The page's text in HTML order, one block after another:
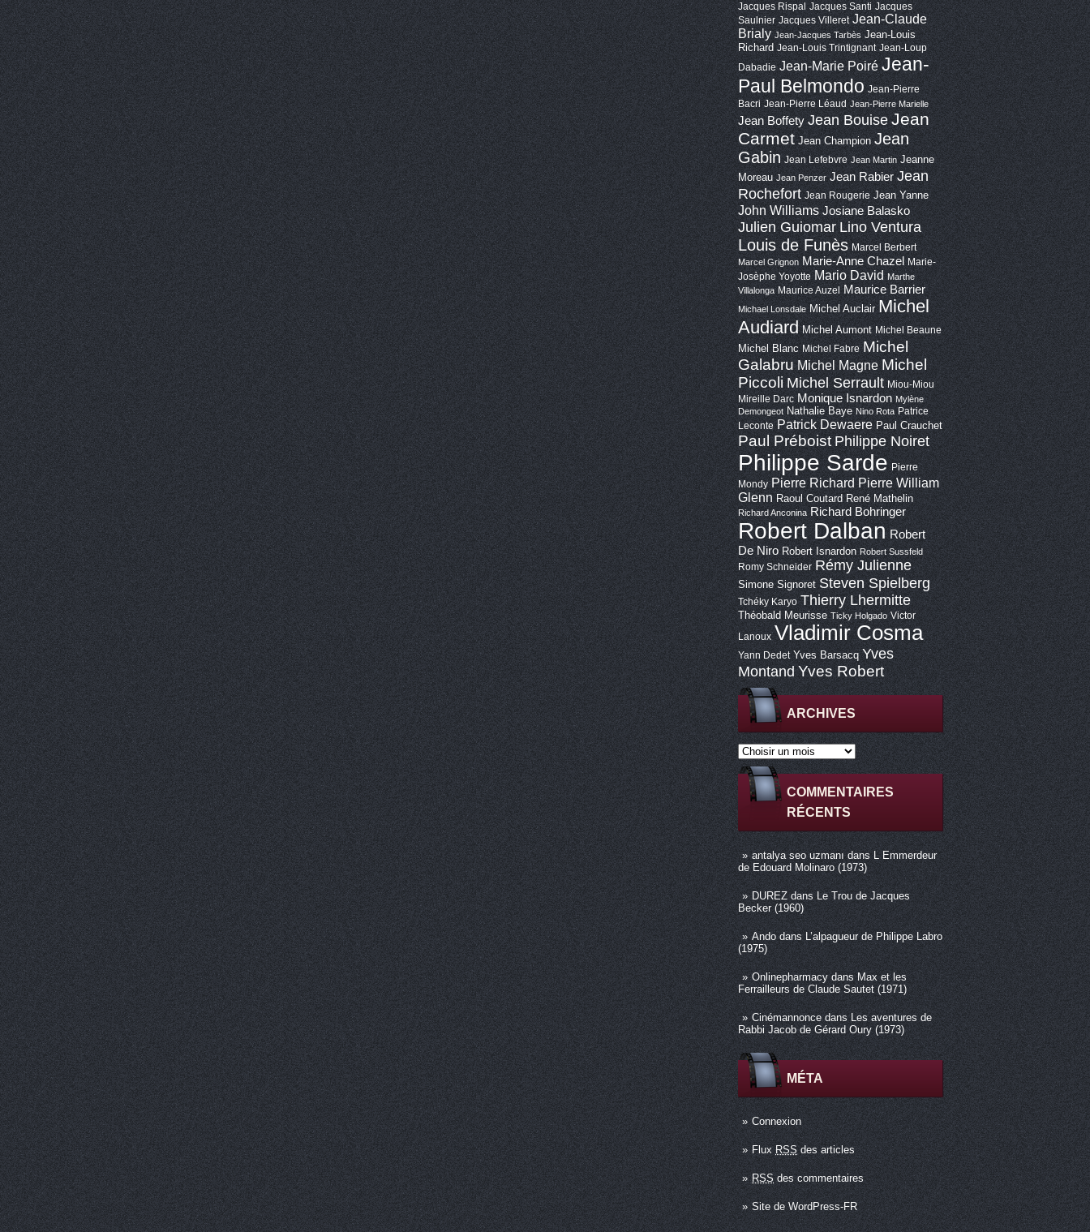
Jacques Rispal Jacques Santi Jacques
Saulnier Jacques Villeret Jean-Claude
Brialy Jean-Jacques Tarbès Jean-Louis
Richard Jean-Louis Trintignant Jean-Loup
Dabadie Jean-Marie Poiré Jean-
Paul Belmondo Jean-Pierre
Bacri Jean-Pierre Léaud Jean-Pierre Marielle
Jean Boffety Jean BouiseJean
Carmet Jean Champion Jean
Gabin Jean Lefebvre Jean Martin Jeanne
Moreau Jean Penzer Jean Rabier Jean
Rochefort Jean Rougerie Jean Yanne
John Williams Josiane Balasko
Julien Guiomar Lino Ventura
Louis de Funès Marcel Berbert
Marcel Grignon Marie-Anne Chazel
Marie-
Josèphe Yoyotte Mario David Marthe
Villalonga Maurice Auzel Maurice Barrier
Michael Lonsdale Michel Auclair Michel
Audiard Michel Aumont Michel Beaune
Michel Blanc Michel Fabre Michel
Galabru Michel Magne Michel
Piccoli Michel Serrault Miou-Miou
Mireille Darc Monique Isnardon Mylène
Demongeot Nathalie Baye Nino Rota Patrice
Leconte Patrick Dewaere Paul Crauchet
Paul Préboist Philippe Noiret
Philippe Sarde Pierre
Mondy Pierre Richard Pierre William
Glenn Raoul Coutard René Mathelin
Richard Anconina Richard Bohringer
Robert Dalban Robert
De Niro Robert Isnardon Robert Sussfeld
Romy Schneider Rémy Julienne
Simone Signoret Steven Spielberg
Tchéky Karyo Thierry Lhermitte
Théobald Meurisse Ticky Holgado Victor
Lanoux Vladimir Cosma
Yann Dedet Yves Barsacq Yves
Montand Yves Robert
ARCHIVES
COMMENTAIRES
RÉCENTS
antalya seo uzmanıdans L Emmerdeur
de Edouard Molinaro (1973)
DUREZdans Le Trou de Jacques
Becker (1960)
Andodans L’alpagueur de Philippe Labro
(1975)
Onlinepharmacy dansMax et les
Ferrailleurs de Claude Sautet (1971)
Cinémannonce dansLes aventures de
Rabbi Jacob de Gérard Oury (1973)
MÉTA
Connexion
Flux RSS des articles
RSSdes commentaires
Site de WordPress-FR